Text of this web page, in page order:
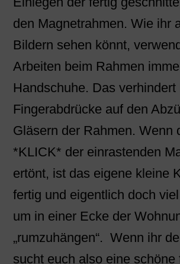
den Magnetrahmen. Wie ihr
Bildern sehen könnt,
Arbeiten beim Rahmen
Handschuhe. Das verhindert
Fingerabdrücke auf den
Gläsern der Rahmen. Wenn
*KLICK* der einrastenden
ertönt, ist das eigene kleine
fertig und eigentlich doch
um in einer Ecke der
„rumzuhängen“. Wenn ihr
sucht euch also eine schöne